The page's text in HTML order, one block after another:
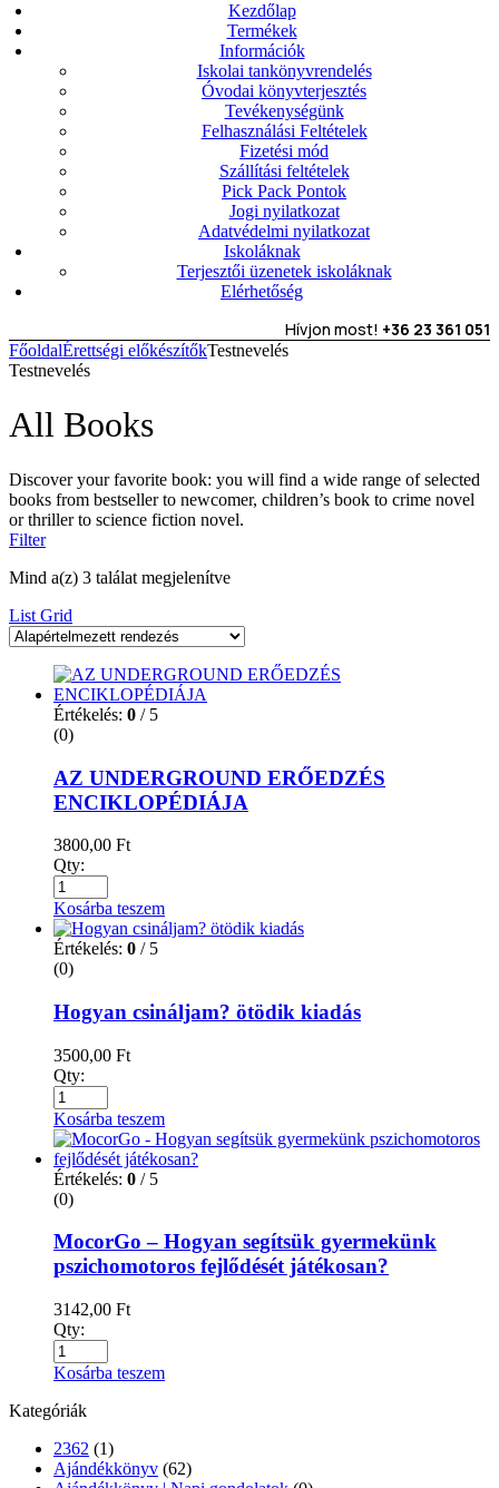
Kezdőlap
Termékek
Információk
Iskolai tankönyvrendelés
Óvodai könyvterjesztés
Tevékenységünk
Felhasználási Feltételek
Fizetési mód
Szállítási feltételek
Pick Pack Pontok
Jogi nyilatkozat
Adatvédelmi nyilatkozat
Iskoláknak
Terjesztői üzenetek iskoláknak
Elérhetőség
Hívjon most! +36 23 361 051
FőoldalÉrettségi előkészítőkTestnevelés
Testnevelés
All Books
Discover your favorite book: you will find a wide range of selected
books from bestseller to newcomer, children’s book to crime novel
or thriller to science fiction novel.
Filter
Mind a(z) 3 találat megjelenítve
List Grid
Értékelés: 0 / 5
(0)
AZ UNDERGROUND ERŐEDZÉS
ENCIKLOPÉDIÁJA
3800,00 Ft
Qty:
Kosárba teszem
Értékelés: 0 / 5
(0)
Hogyan csináljam? ötödik kiadás
3500,00 Ft
Qty:
Kosárba teszem
Értékelés: 0 / 5
(0)
MocorGo – Hogyan segítsük gyermekünk
pszichomotoros fejlődését játékosan?
3142,00 Ft
Qty:
Kosárba teszem
Kategóriák
2362 (1)
Ajándékkönyv (62)